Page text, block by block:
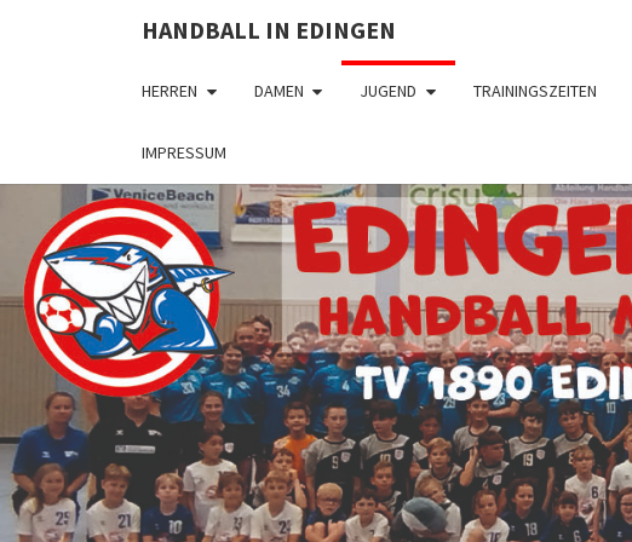
HANDBALL IN EDINGEN
HERREN DAMEN JUGEND TRAININGSZEITEN
IMPRESSUM